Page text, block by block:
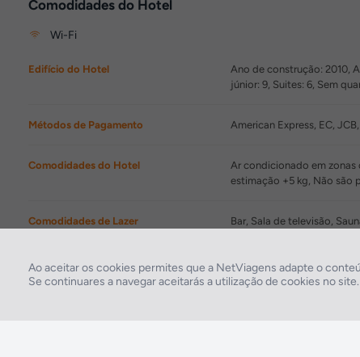
Comodidades do Hotel
Wi-Fi
Edifício do Hotel
Ano de construção: 2010,
júnior: 9, Suites: 6, Sem
Métodos de Pagamento American Express, EC,
Comodidades do Hotel
Ar condicionado em zonas
estimação +5 kg, Não são
Comodidades de Lazer Bar, Sala de televisão,
Comodidades para Negócios Sala de conferências
Ao aceitar os cookies permites que a NetViagens adapte o
Se continuares a navegar aceitarás a utilização de cookies no